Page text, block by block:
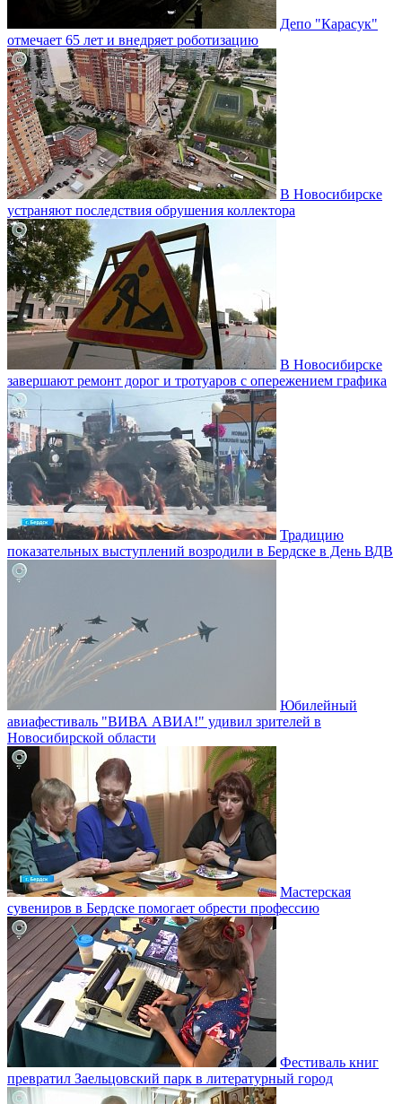
Депо "Карасук"
отмечает 65 лет и внедряет роботизацию
В Новосибирске
устраняют последствия обрушения коллектора
В Новосибирске
завершают ремонт дорог и тротуаров с опережением графика
Традицию
показательных выступлений возродили в Бердске в День ВДВ
Юбилейный
авиафестиваль "ВИВА АВИА!" удивил зрителей в
Новосибирской области
Мастерская
сувениров в Бердске помогает обрести профессию
Фестиваль книг
превратил Заельцовский парк в литературный город